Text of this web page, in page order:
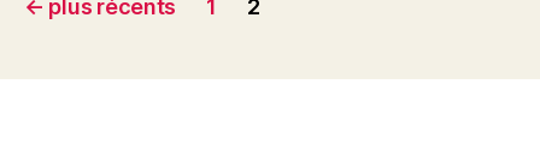
publications
← plus récents 1 2